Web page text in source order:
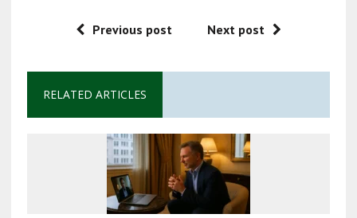
Previous post Next post
RELATED ARTICLES